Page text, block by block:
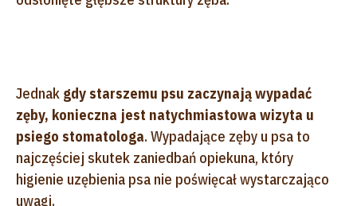
Jednak gdy starszemu psu zaczynają wypadać
zęby, konieczna jest natychmiastowa wizyta u
psiego stomatologa. Wypadające zęby u psa to
najczęściej skutek zaniedbań opiekuna, który
higienie uzębienia psa nie poświęcał wystarczająco
uwagi.